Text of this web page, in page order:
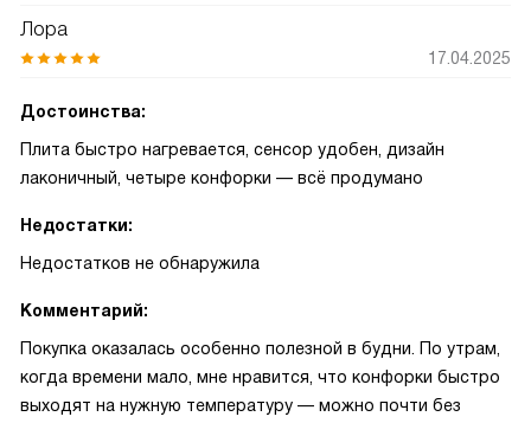
Лора
17.04.2025
Достоинства:
Плита быстро нагревается, сенсор удобен, дизайн
лаконичный, четыре конфорки — всё продумано
Недостатки:
Недостатков не обнаружила
Комментарий:
Покупка оказалась особенно полезной в будни. По утрам,
когда времени мало, мне нравится, что конфорки быстро
выходят на нужную температуру — можно почти без